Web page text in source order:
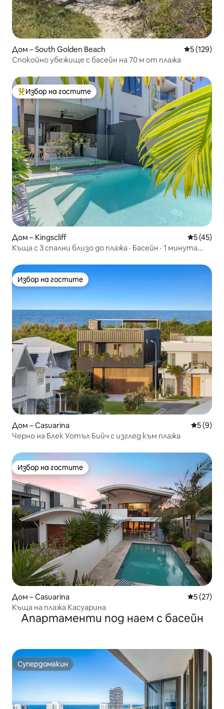
Дом – South Golden Beach Средна
5 (129)
Спокойно убежище с басейн на 70 м от плажа
Най-популярен избор на гостите
Избор на гостите
Дом – Kingscliff Средна
5 (45)
Къща с 3 спални близо до плажа · Басейн · 1 минута
Избор на гостите
Избор на гостите
Дом – Casuarina Средна
5 (9)
Черно на Блек Уотъл Бийч с изглед към плажа
Избор на гостите
Избор на гостите
Дом – Casuarina Средна
5 (27)
Къща на плажа Касуарина
Апартаменти под наем с басейн
Супердомакин
Супердомакин